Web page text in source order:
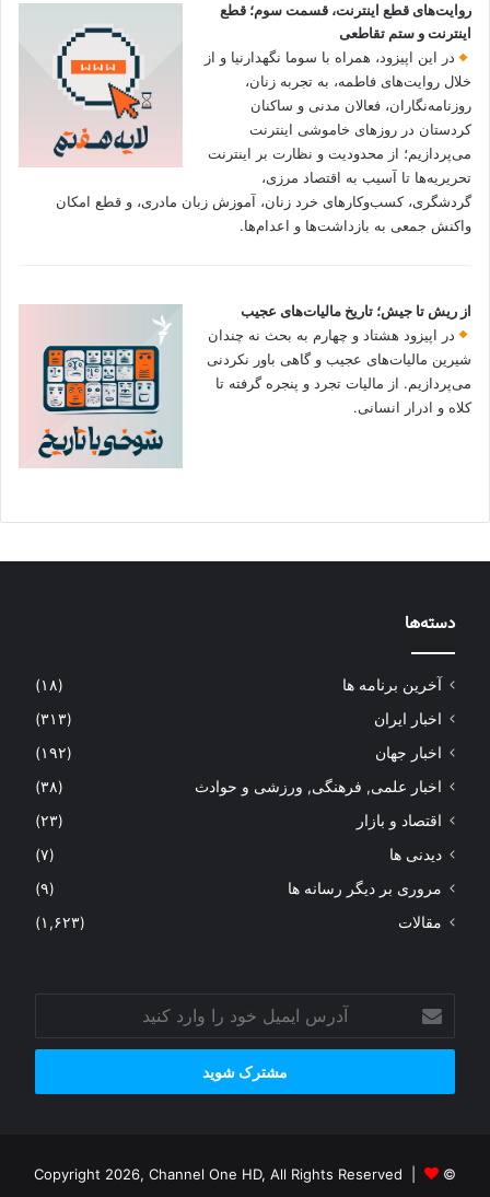
روایت‌های قطع اینترنت، قسمت سوم؛ قطع
اینترنت و ستم تقاطعی
در این اپیزود، همراه با سوما نگهدارنیا و از
خلال روایت‌های فاطمه، به تجربه زنان،
روزنامه‌نگاران، فعالان مدنی و ساکنان
کردستان در روزهای خاموشی اینترنت
می‌پردازیم؛ از محدودیت و نظارت بر اینترنت
تحریریه‌ها تا آسیب به اقتصاد مرزی،
گردشگری، کسب‌وکارهای خرد زنان، آموزش زبان مادری، و قطع امکان
واکنش جمعی به بازداشت‌ها و اعدام‌ها.
از ریش تا جیش؛ تاریخ مالیات‌های عجیب
در اپیزود هشتاد و چهارم به بحث نه چندان
شیرین مالیات‌های عجیب و گاهی باور نکردنی‌
می‌پردازیم. از مالیات تجرد و پنجره گرفته تا
کلاه و ادرار انسانی.
دسته‌ها
آخرین برنامه ها
(۱۸)
اخبار ایران
(۳۱۳)
اخبار جهان
(۱۹۲)
اخبار علمی, فرهنگی, ورزشی و حوادث
(۳۸)
اقتصاد و بازار
(۲۳)
دیدنی ها
(۷)
مروری بر دیگر رسانه ها
(۹)
مقالات
(۱,۶۲۳)
ایمیل
خود
وارد
© Copyright 2026, Channel One HD, All Rights Reserved |